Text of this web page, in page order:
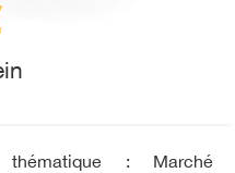
: Marché